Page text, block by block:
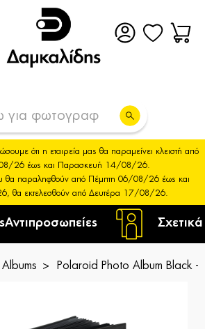
Αντιπροσωπείες
ότι η εταιρεία μας θα παραμείνει κλειστή από
26 έως και Παρασκευή 14/08/26.
θα παραληφθούν από Πέμπτη 06/08/26 έως και
θα εκτελεσθούν από Δευτέρα 17/08/26.
Polaroid Photo Album Black